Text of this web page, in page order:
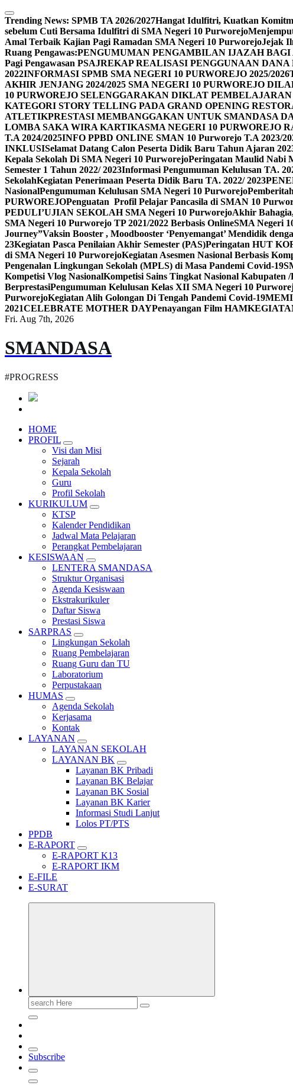
Skip
to
content
Trending News: SPMB TA 2026/2027Hangat Idulfitri, Kuatkan
sebelum Cuti Bersama Idulfitri di SMA Negeri 10 Purworejo
Amal Terbaik Kajian Pagi Ramadan SMA Negeri 10 PurworejoJejak
Ruang Pengawas:PENGUMUMAN PENGAMBILAN IJAZAH BAGI
Pagi Pengawasan PSAJREKAP REALISASI PENGGUNAAN DANA
2022INFORMASI SPMB SMA NEGERI 10 PURWOREJO 2025/2026
AKHIR JENJANG 2024/2025 SMA NEGERI 10 PURWOREJO
10 PURWOREJO SELENGGARAKAN DIKLAT
KATEGORI STORY TELLING PADA GRAND OPENING
ATLETIKPRESTASI MEMBANGGAKAN UNTUK SMANDASA
LOMBA SAKA WIRA KARTIKASMA NEGERI 10 PURWOREJO
T.A 2024/2025INFO PPBD ONLINE SMAN 10 Purworejo T.A 2023/
INKLUSISelamat Datang Calon Peserta Didik Baru Tahun Ajaran
Kepala Sekolah Di SMA Negeri 10 PurworejoPeringatan Maulid Nabi
Semester 1 Tahun 2022/ 2023Informasi Pengumuman Kelulusan TA.
SekolahKegiatan Penerimaan Peserta Didik Baru TA. 2022/ 2023
NasionalPengumuman Kelulusan SMA Negeri 10 Purworejo
PURWOREJOPenguatan Profil Pelajar Pancasila di SMAN 10
PEDULI’UJIAN SEKOLAH SMA Negeri 10 PurworejoAkhir
SMA Negeri 10 Purworejo TP 2021/2022 Berbasis OnlineSMA Negeri
Journey”Vaksin Booster , Moodbooster ‘Penyemangat’ Mendidik
23Kegiatan Pasca Penilaian Akhir Semester (PAS)Peringatan HUT
di SMA Negeri 10 PurworejoKegiatan Asesmen Nasional Berbasis
Pengenalan Lingkungan Sekolah (MPLS) di Masa Pandemi Covid-19
Kompetisi Vlog NasionalKompetisi Sains Tingkat Nasional Kabupaten
BerprestasiPengumuman Kelulusan Kelas XII SMA Negeri 10
PurworejoKegiatan Alih Golongan Di Tengah Pandemi Covid-19
2021CELEBRATE MOTHER DAYPenayangan Film HAM
Fri. Aug 7th, 2026
SMANDASA
#PROGRESS
HOME
PROFIL
Visi dan Misi
Sejarah
Kepala Sekolah
Guru
Profil Sekolah
KURIKULUM
KTSP
Kalender Pendidikan
Jadwal Mata Pelajaran
Perangkat Pembelajaran
KESISWAAN
LENTERA SMANDASA
Struktur Organisasi
Agenda Kesiswaan
Ekstrakurikuler
Daftar Siswa
Prestasi Siswa
SARPRAS
Lingkungan Sekolah
Ruang Pembelajaran
Ruang Guru dan TU
Laboratorium
Perpustakaan
HUMAS
Agenda Sekolah
Kerjasama
Kontak
LAYANAN
LAYANAN SEKOLAH
LAYANAN BK
Layanan BK Pribadi
Layanan BK Belajar
Layanan BK Sosial
Layanan BK Karier
Informasi Studi Lanjut
Lolos PT/PTS
PPDB
E-RAPORT
E-RAPORT K13
E-RAPORT IKM
E-FILE
E-SURAT
Search
for:
Subscribe